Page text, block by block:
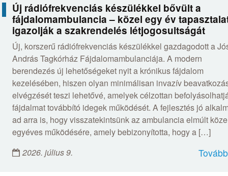
Új rádiófrekvenciás készülékkel bővült a
fájdalomambulancia – közel egy év
igazolják a szakrendelés létjogosultságát
Új, korszerű rádiófrekvenciás készülékkel gazdagodott a
András Tagkórház Fájdalomambulanciája. A modern
berendezés új lehetőségeket nyit a krónikus fájdalom
kezelésében, hiszen olyan minimálisan invazív
elvégzését teszi lehetővé, amelyek célzottan
fájdalmat továbbító idegek működését. A fejlesztés jó
ad arra is, hogy visszatekintsünk az ambulancia elmúlt
egyéves működésére, amely bebizonyította, hogy a […]
2026. július 9.